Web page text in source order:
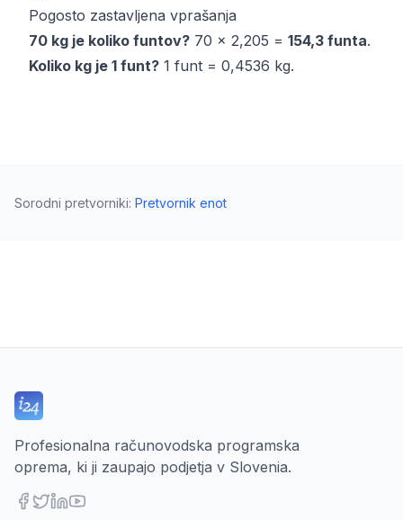
Pogosto zastavljena vprašanja
70 kg je koliko funtov? 70 × 2,205 = 154,3 funta.
Koliko kg je 1 funt? 1 funt = 0,4536 kg.
Sorodni pretvorniki: Pretvornik enot
Profesionalna računovodska programska
oprema, ki ji zaupajo podjetja v Slovenia.